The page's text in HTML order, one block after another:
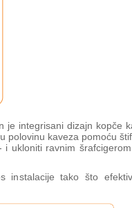
je integrisani dizajn kopče
polovinu kaveza pomoću
ukloniti ravnim
instalacije tako što